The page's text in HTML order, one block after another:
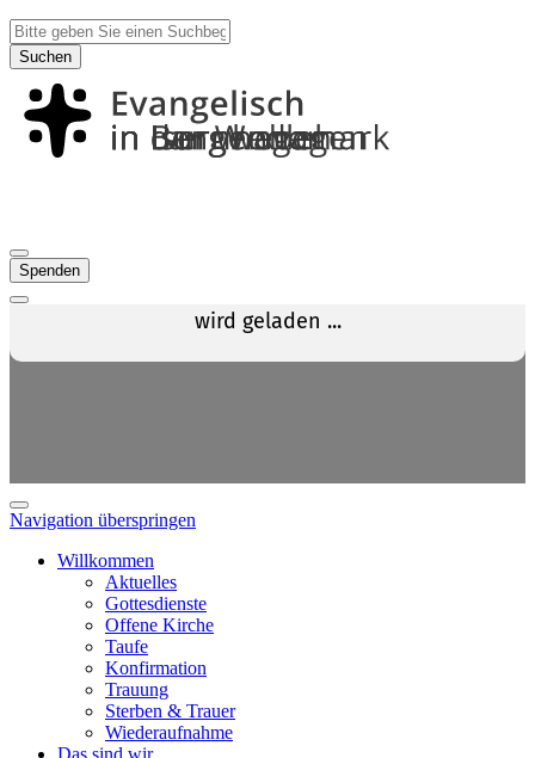
Suchen
Spenden
Navigation überspringen
Willkommen
Aktuelles
Gottesdienste
Offene Kirche
Taufe
Konfirmation
Trauung
Sterben & Trauer
Wiederaufnahme
Das sind wir